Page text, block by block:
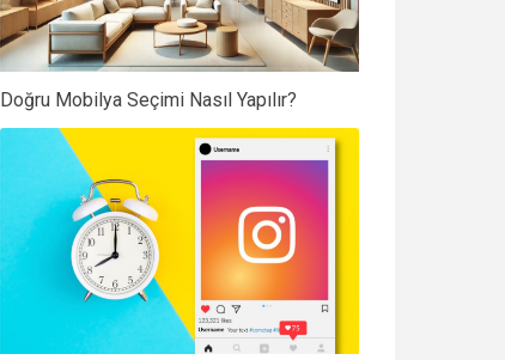
Doğru Mobilya Seçimi Nasıl Yapılır?